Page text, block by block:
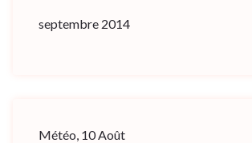
septembre 2014
Météo, 10 Août